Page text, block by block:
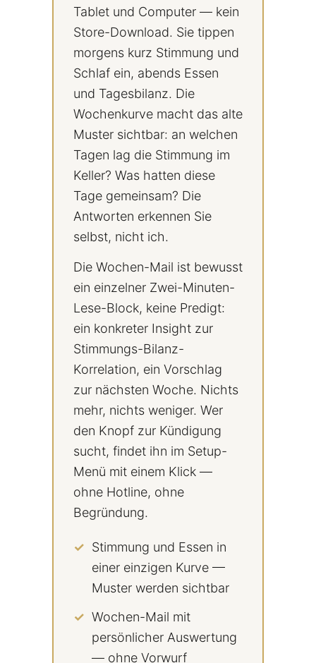
Tablet und Computer — kein
Store-Download. Sie tippen
morgens kurz Stimmung und
Schlaf ein, abends Essen
und Tagesbilanz. Die
Wochenkurve macht das alte
Muster sichtbar: an welchen
Tagen lag die Stimmung im
Keller? Was hatten diese
Tage gemeinsam? Die
Antworten erkennen Sie
selbst, nicht ich.
Die Wochen-Mail ist bewusst
ein einzelner Zwei-Minuten-
Lese-Block, keine Predigt:
ein konkreter Insight zur
Stimmungs-Bilanz-
Korrelation, ein Vorschlag
zur nächsten Woche. Nichts
mehr, nichts weniger. Wer
den Knopf zur Kündigung
sucht, findet ihn im Setup-
Menü mit einem Klick —
ohne Hotline, ohne
Begründung.
Stimmung und Essen in
einer einzigen Kurve —
Muster werden sichtbar
Wochen-Mail mit
persönlicher Auswertung
— ohne Vorwurf